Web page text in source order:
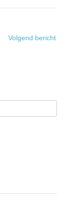
Volgend bericht